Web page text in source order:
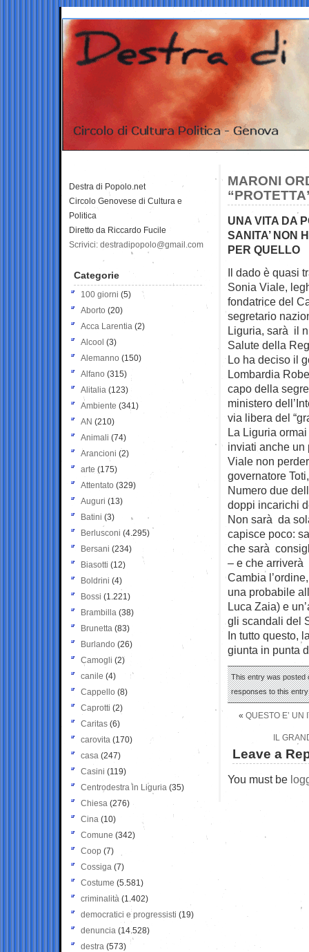
MARONI
UNA VITA DA
SANITA’ NON
PER QUELLO
Il dado è quasi
Sonia Viale,
fondatrice del
segretario
Liguria, sarà il
Salute della
Lo ha deciso il
Lombardia
capo della
ministero
via libera del
La Liguria
inviati anche
Viale non
governatore
Numero due
doppi incarichi
Non sarà da
capisce poco:
che sarà
– e che
Cambia
una probabile
Luca Zaia) e
gli scandali del
In tutto questo,
giunta in punta
This entry was posted
responses to this
« QUESTO E’ UN
IL
Leave a
You must be
Destra di Popolo.net
Circolo Genovese di Cultura e
Politica
Diretto da Riccardo Fucile
Scrivici: destradipopolo@gmail.com
Categorie
100 giorni (5)
Aborto (20)
Acca Larentia (2)
Alcool (3)
Alemanno (150)
Alfano (315)
Alitalia (123)
Ambiente (341)
AN (210)
Animali (74)
Arancioni (2)
arte (175)
Attentato (329)
Auguri (13)
Batini (3)
Berlusconi (4.295)
Bersani (234)
Biasotti (12)
Boldrini (4)
Bossi (1.221)
Brambilla (38)
Brunetta (83)
Burlando (26)
Camogli (2)
canile (4)
Cappello (8)
Caprotti (2)
Caritas (6)
carovita (170)
casa (247)
Casini (119)
Centrodestra in Liguria (35)
Chiesa (276)
Cina (10)
Comune (342)
Coop (7)
Cossiga (7)
Costume (5.581)
criminalità (1.402)
democratici e progressisti (19)
denuncia (14.528)
destra (573)